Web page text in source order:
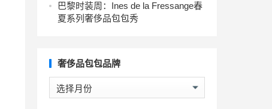
巴黎时装周：Ines de la Fressange春
夏系列奢侈品包包秀
奢侈品包包品牌
奢
侈